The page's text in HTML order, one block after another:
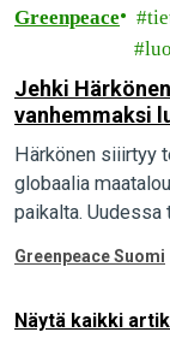
Greenpeace
Jehki
vanhemmaksi
Härkönen siiirtyy
globaalia
paikalta. Uudessa
Greenpeace Suomi
Näytä kaikki